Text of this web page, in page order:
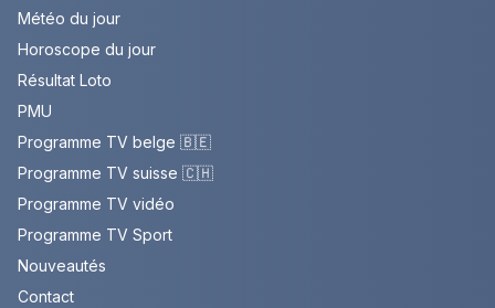
Météo du jour
Horoscope du jour
Résultat Loto
PMU
Programme TV belge 🇧🇪
Programme TV suisse 🇨🇭
Programme TV vidéo
Programme TV Sport
Nouveautés
Contact